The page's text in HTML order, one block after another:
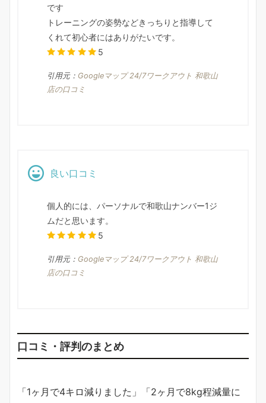
です
トレーニングの姿勢などきっちりと指導して
くれて初心者にはありがたいです。
5
引用元： Googleマップ 24/7ワークアウト 和歌山
店の口コミ
良い口コミ
個人的には、パーソナルで和歌山ナンバー1ジ
ムだと思います。
5
引用元： Googleマップ 24/7ワークアウト 和歌山
店の口コミ
口コミ・評判のまとめ
「1ヶ月で4キロ減りました」「2ヶ月で8kg程減量に